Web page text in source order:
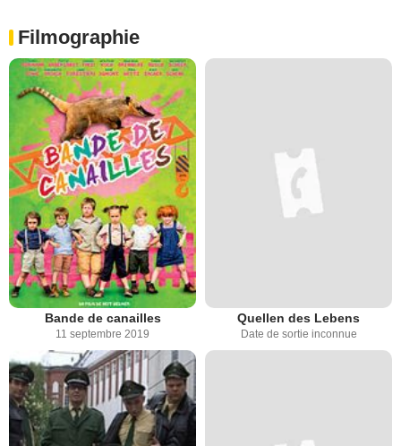
Filmographie
Bande de canailles
11 septembre 2019
Quellen des Lebens
Date de sortie inconnue